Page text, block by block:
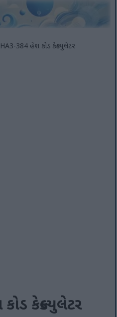
384 હેશ કોડ કેલ્ક્યુલેટર
કેલ્ક્યુલેટર